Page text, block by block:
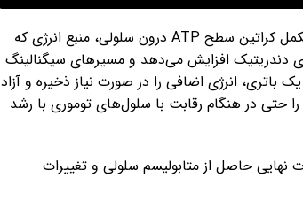
محققان با استفاده از تجزیه‌وتحلیل‌های متابولومیکس دریافتند که مکمل کراتین سطح ATP درون سلولی، منبع انرژی که
دندریتیک افزایش می‌دهد و مسیرهای سیگنالینگ
باتری، انرژی اضافی را در صورت نیاز ذخیره و آزاد
حتی در هنگام رقابت با سلول‌های توموری با رشد
حاصل از متابولیسم سلولی و تغییرات